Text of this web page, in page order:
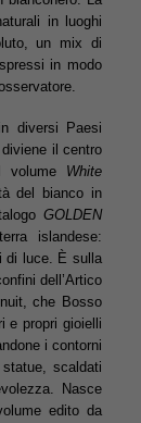
in luoghi
un mix di
in modo
diversi Paesi
il centro
volume White
del bianco in
GOLDEN
islandese:
di luce. È sulla
dell’Artico
che Bosso
e propri gioielli
i contorni
scaldati
Nasce
edito da